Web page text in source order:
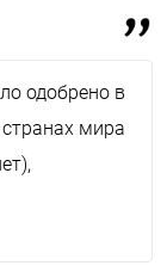
одобрено в
мира